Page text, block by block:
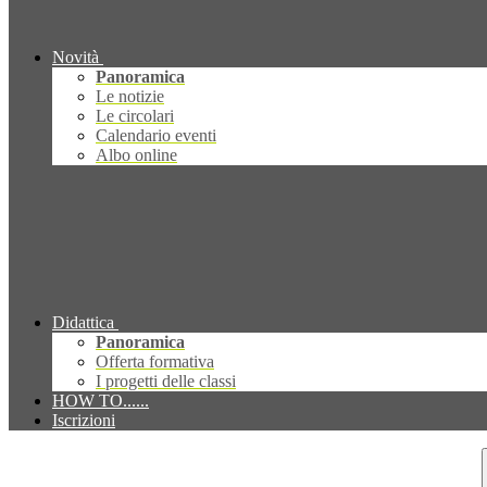
Novità
Panoramica
Le notizie
Le circolari
Calendario eventi
Albo online
Didattica
Panoramica
Offerta formativa
I progetti delle classi
HOW TO......
Iscrizioni